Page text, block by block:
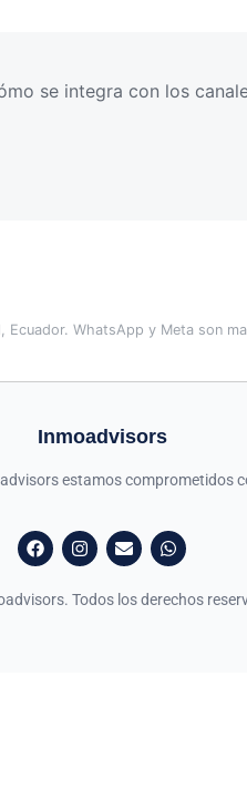
se integra con los
WhatsApp y Meta son
Inmoadvisors
estamos comprometidos
Todos los derechos